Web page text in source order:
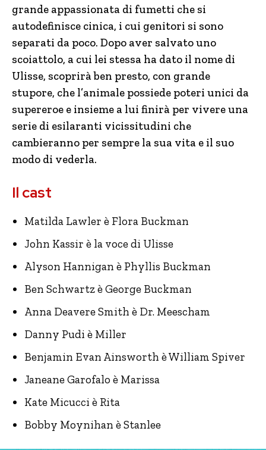
grande appassionata di fumetti che si
autodefinisce cinica, i cui genitori si sono
separati da poco. Dopo aver salvato uno
scoiattolo, a cui lei stessa ha dato il nome di
Ulisse, scoprirà ben presto, con grande
stupore, che l’animale possiede poteri unici da
supereroe e insieme a lui finirà per vivere una
serie di esilaranti vicissitudini che
cambieranno per sempre la sua vita e il suo
modo di vederla.
Il cast
Matilda Lawler è Flora Buckman
John Kassir è la voce di Ulisse
Alyson Hannigan è Phyllis Buckman
Ben Schwartz è George Buckman
Anna Deavere Smith è Dr. Meescham
Danny Pudi è Miller
Benjamin Evan Ainsworth è William Spiver
Janeane Garofalo è Marissa
Kate Micucci è Rita
Bobby Moynihan è Stanlee